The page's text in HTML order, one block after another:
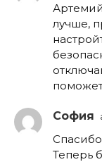
лучше,
поможет
София
Теперь